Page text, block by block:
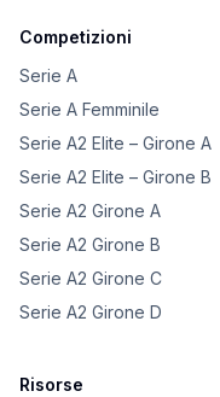
Competizioni
Serie A
Serie A Femminile
Serie A2 Elite – Girone A
Serie A2 Elite – Girone B
Serie A2 Girone A
Serie A2 Girone B
Serie A2 Girone C
Serie A2 Girone D
Risorse